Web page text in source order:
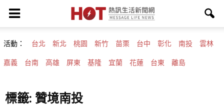
活動： 台北 新北 桃園 新竹 苗栗 台中 彰化 南投 雲林
嘉義 台南 高雄 屏東 基隆 宜蘭 花蓮 台東 離島
標籤: 贊境南投